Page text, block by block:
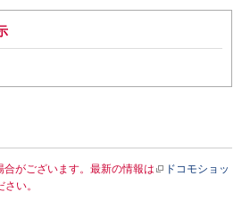
がございます。最新の情報は
ドコモショッ
い。